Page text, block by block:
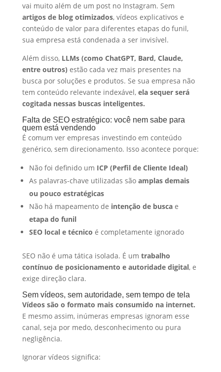
vai muito além de um post no Instagram. Sem
artigos de blog otimizados, vídeos explicativos e
conteúdo de valor para diferentes etapas do funil,
sua empresa está condenada a ser invisível.
Além disso, LLMs (como ChatGPT, Bard, Claude,
entre outros) estão cada vez mais presentes na
busca por soluções e produtos. Se sua empresa não
tem conteúdo relevante indexável, ela sequer será
cogitada nessas buscas inteligentes.
Falta de SEO estratégico: você nem sabe para
quem está vendendo
É comum ver empresas investindo em conteúdo
genérico, sem direcionamento. Isso acontece porque:
Não foi definido um ICP (Perfil de Cliente Ideal)
As palavras-chave utilizadas são amplas demais
ou pouco estratégicas
Não há mapeamento de intenção de buscae
etapa do funil
SEO local e técnico é completamente ignorado
SEO não é uma tática isolada. É um trabalho
contínuo de posicionamento e autoridade digital, e
exige direção clara.
Sem vídeos, sem autoridade, sem tempo de tela
Vídeos são o formato mais consumido na internet.
E mesmo assim, inúmeras empresas ignoram esse
canal, seja por medo, desconhecimento ou pura
negligência.
Ignorar vídeos significa: